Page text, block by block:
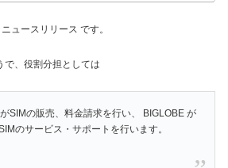
ュースリリース です。
で、役割分担としては
SIMの販売、料金請求を行い、 BIGLOBE が
のサービス・サポートを行います。